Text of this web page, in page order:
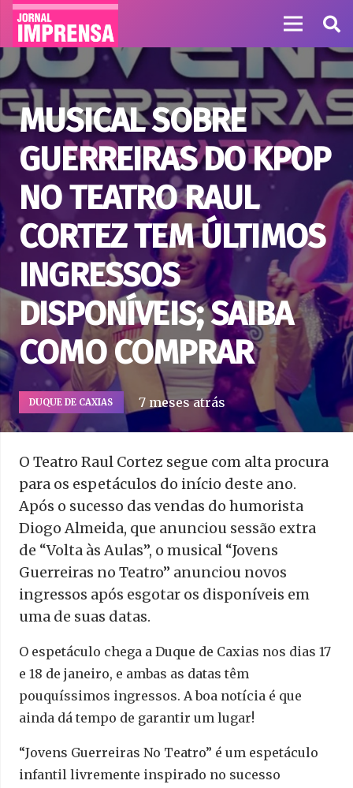
MUSICAL SOBRE
GUERREIRAS DO KPOP
NO TEATRO RAUL
CORTEZ TEM ÚLTIMOS
INGRESSOS
DISPONÍVEIS; SAIBA
COMO COMPRAR
DUQUE DE CAXIAS 7 meses atrás
O Teatro Raul Cortez segue com alta procura
para os espetáculos do início deste ano.
Após o sucesso das vendas do humorista
Diogo Almeida, que anunciou sessão extra
de “Volta às Aulas”, o musical “Jovens
Guerreiras no Teatro” anunciou novos
ingressos após esgotar os disponíveis em
uma de suas datas.
O espetáculo chega a Duque de Caxias nos dias 17
e 18 de janeiro, e ambas as datas têm
pouquíssimos ingressos. A boa notícia é que
ainda dá tempo de garantir um lugar!
“Jovens Guerreiras No Teatro” é um espetáculo
infantil livremente inspirado no sucesso